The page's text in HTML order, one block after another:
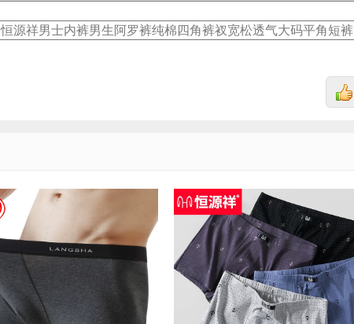
恒源祥男士内裤男生阿罗裤纯棉四角裤衩宽松透气大码平角短